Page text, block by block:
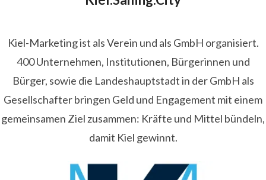
Kiel-Marketing ist als Verein und als GmbH organisiert.
400 Unternehmen, Institutionen, Bürgerinnen und
Bürger, sowie die Landeshauptstadt in der GmbH als
Gesellschafter bringen Geld und Engagement mit einem
gemeinsamen Ziel zusammen: Kräfte und Mittel bündeln,
damit Kiel gewinnt.